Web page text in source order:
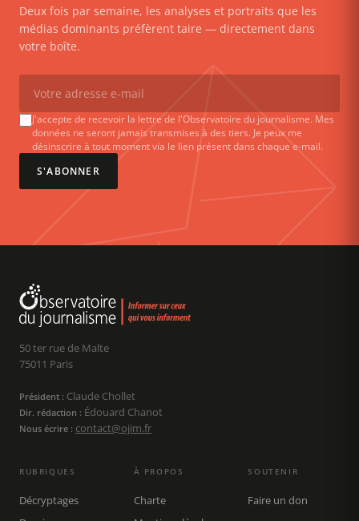
Deux fois par semaine, les analyses et portraits que les
médias dominants préfèrent taire — directement dans
votre boîte.
J'accepte de recevoir la lettre de l'Observatoire du journalisme. Mes
données ne seront jamais transmises à des tiers. Je peux me
désinscrire à tout moment via le lien présent dans chaque e-mail.
S'ABONNER
50 ter rue de Malte
75011 Paris
Président : Claude Chollet
Dir. rédaction : Édouard Chanot
Nous écrire : contact@ojim.fr
RUBRIQUES
Décryptages
À PROPOS
Charte
SOUTENIR
Faire un don